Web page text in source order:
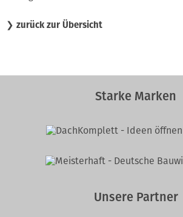
❯ zurück zur Übersicht
Starke Marken
Unsere Partner